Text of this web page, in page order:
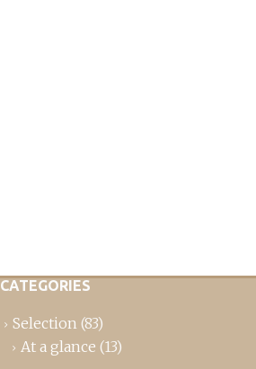
CATEGORIES
Selection (83)
At a glance (13)